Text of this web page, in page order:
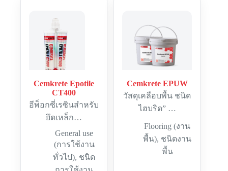
Cemkrete Epotile
CT400
อีพ็อกซี่เรซินสำหรับ
ยึดเหล็ก…
General use
(การใช้งาน
ทั่วไป), ชนิด
Cemkrete EPUW
วัสดุเคลือบพื้น ชนิด
ไฮบริด” …
Flooring (งาน
พื้น), ชนิดงาน
พื้น